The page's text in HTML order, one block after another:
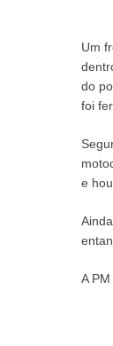
Um
do
foi
e
A